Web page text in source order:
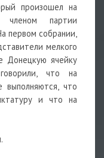
произошел на
партии
первом собрании,
мелкого
Донецкую ячейку
что на
что
и что на